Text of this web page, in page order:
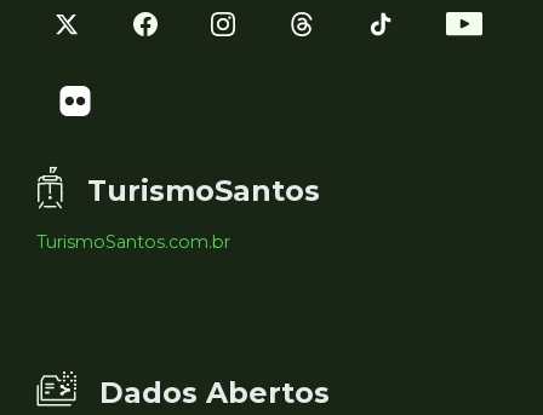
TurismoSantos
TurismoSantos.com.br
Dados Abertos